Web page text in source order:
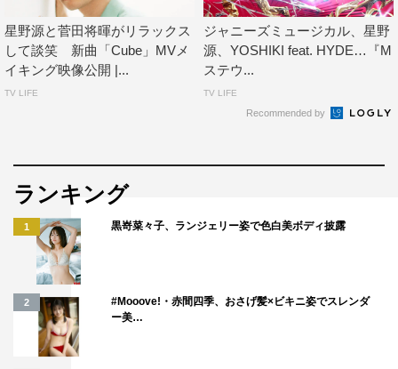
星野源と菅田将暉がリラックス
して談笑 新曲「Cube」MVメ
イキング映像公開 |...
TV LIFE
ジャニーズミュージカル、星野
源、YOSHIKI feat. HYDE…『M
ステウ...
TV LIFE
Recommended by
ランキング
1 黒嵜菜々子、ランジェリー姿で色白美ボディ披露
2
#Mooove!・赤間四季、おさげ髪×ビキニ姿でスレンダ
ー美…